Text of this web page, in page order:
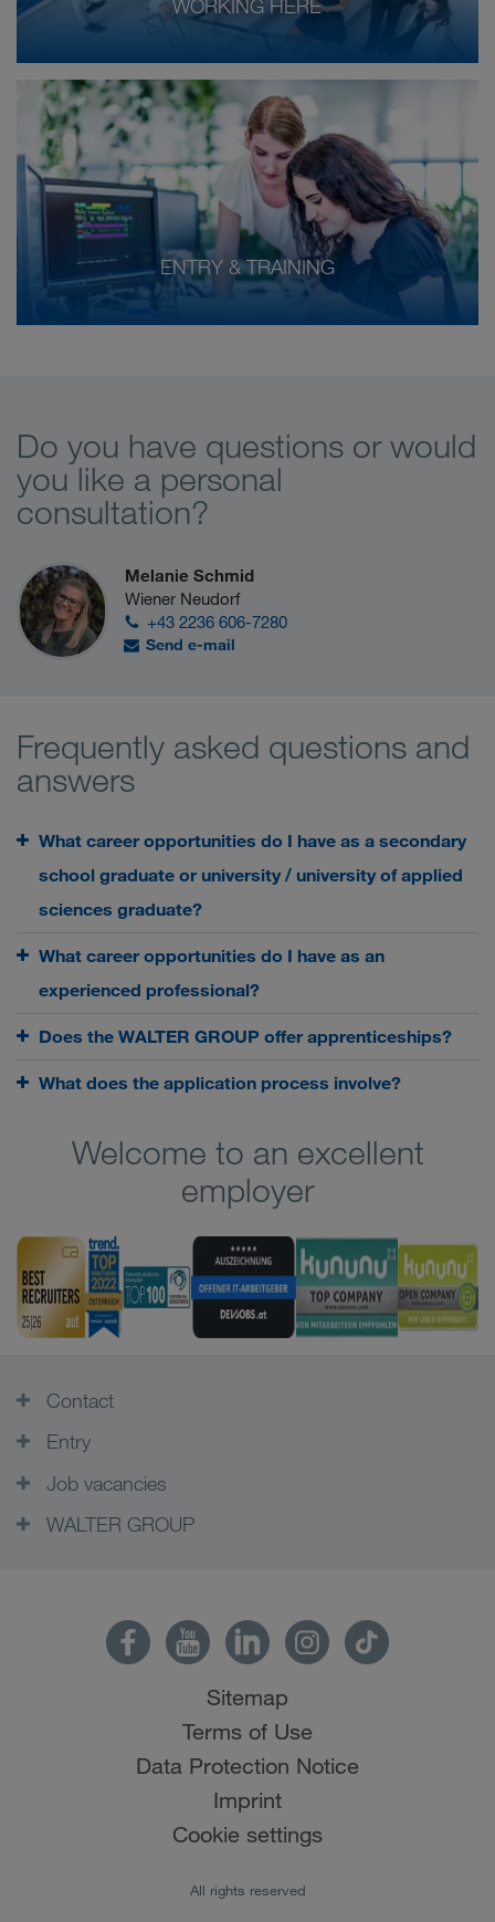
WORKING HERE
ENTRY & TRAINING
Do you have questions or would
you like a personal
consultation?
Melanie Schmid
Wiener Neudorf
+43 2236 606-7280
Send e-mail
Frequently asked questions and
answers
What career opportunities do I have as a secondary
school graduate or university / university of applied
sciences graduate?
What career opportunities do I have as an
experienced professional?
Does the WALTER GROUP offer apprenticeships?
What does the application process involve?
Welcome to an excellent
employer
Contact
Entry
Job vacancies
WALTER GROUP
Sitemap
Terms of Use
Data Protection Notice
Imprint
Cookie settings
All rights reserved